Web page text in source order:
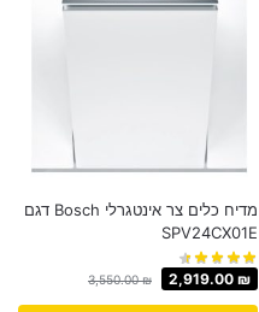
מדיח כלים ‏צר אינטגרלי Bosch דגם
SPV24CX01E
3,550.00₪ 2,919.00 ₪